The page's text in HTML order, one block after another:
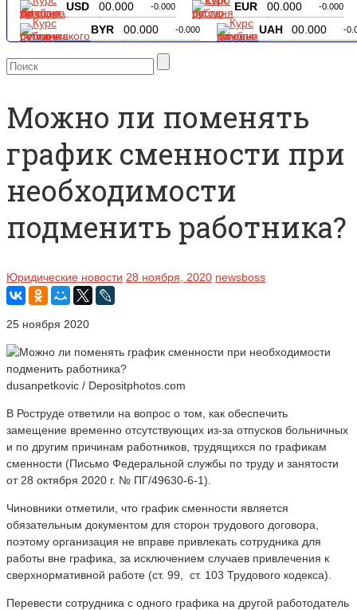
USD 00.000 -0.000 EUR 00.000 -0.000
BYR 00.000 -0.000 UAH 00.000 -
Можно ли поменять
график сменности при
необходимости
подменить работника?
Юридические новости 28 ноября, 2020 newsboss
25 ноября 2020
dusanpetkovic / Depositphotos.com
В Роструде ответили на вопрос о том, как обеспечить
замещение временно отсутствующих из-за отпусков больничных
и по другим причинам работников, трудящихся по графикам
сменности (Письмо Федеральной службы по труду и занятости
от 28 октября 2020 г. № ПГ/49630-6-1).
Чиновники отметили, что график сменности является
обязательным документом для сторон трудового договора,
поэтому организация не вправе привлекать сотрудника для
работы вне графика, за исключением случаев привлечения к
сверхнормативной работе (ст. 99, ст. 103 Трудового кодекса).
Перевести сотрудника с одного графика на другой работодатель